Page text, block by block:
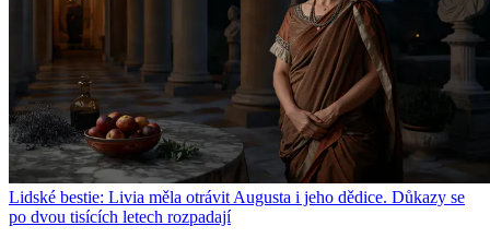
Lidské bestie: Livia měla otrávit Augusta i jeho dědice. Důkazy se
po dvou tisících letech rozpadají